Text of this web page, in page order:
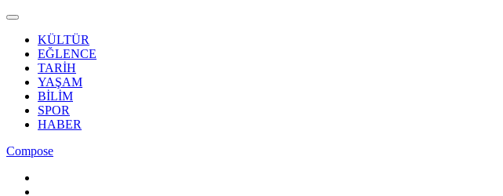
KÜLTÜR
EĞLENCE
TARİH
YAŞAM
BİLİM
SPOR
HABER
Compose